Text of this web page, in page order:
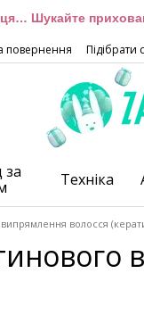
Шукайте
повернення Підібрати
за
Техніка
волосся